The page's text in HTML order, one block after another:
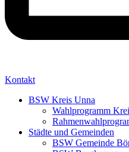
Kontakt
BSW Kreis Unna
Wahlprogramm
Städte und Gemeinden
BSW Gemeinde